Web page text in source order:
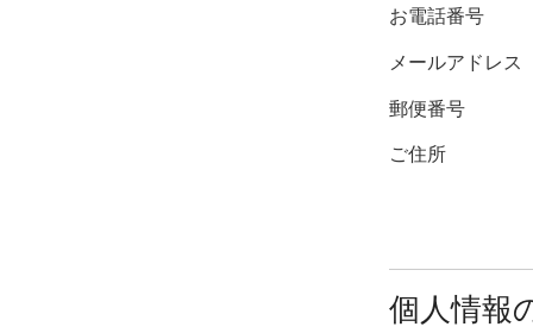
お電話番号
メールアドレス
郵便番号
ご住所
個人情報